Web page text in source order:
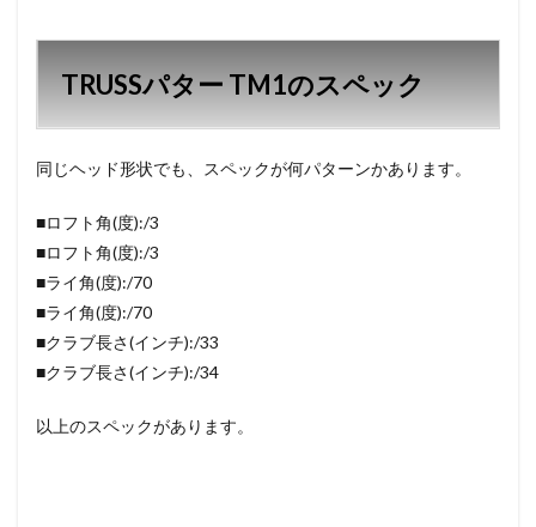
TRUSSパター TM1のスペック
同じヘッド形状でも、スペックが何パターンかあります。
■ロフト角(度):/3
■ロフト角(度):/3
■ライ角(度):/70
■ライ角(度):/70
■クラブ長さ(インチ):/33
■クラブ長さ(インチ):/34
以上のスペックがあります。